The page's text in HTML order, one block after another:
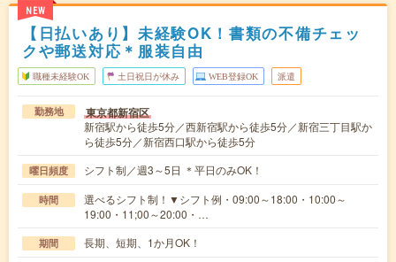
NEW
【日払いあり】未経験OK！書類の不備チェッ
クや郵送対応＊服装自由
職種未経験OK 土日祝日が休み WEB登録OK 派遣
勤務地 東京都新宿区
新宿駅から徒歩5分／西新宿駅から徒歩5分／新宿三丁目駅か
ら徒歩5分／新宿西口駅から徒歩5分
曜日頻度 シフト制／週3～5日 ＊平日のみOK！
時間
選べるシフト制！▼シフト例・09:00～18:00・10:00～
19:00・11;00～20:00・…
期間 長期、短期、1か月OK！